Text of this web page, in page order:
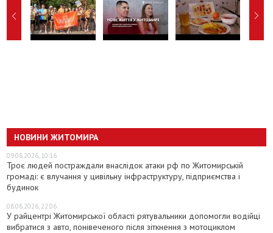
НОВИНИ ЖИТОМИРА
09.08.2026, 10:16
Троє людей постраждали внаслідок атаки рф по Житомирській
громаді: є влучання у цивільну інфраструктуру, підприємства і
будинок
08.08.2026, 22:06
У райцентрі Житомирської області рятувальники допомогли водійці
вибратися з авто, понівеченого після зіткнення з мотоциклом